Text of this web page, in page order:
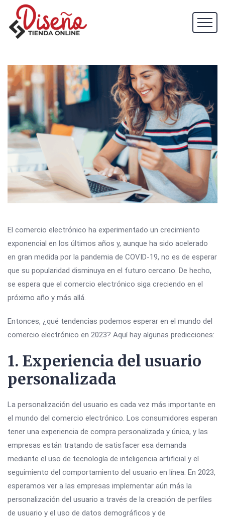
El comercio electrónico ha experimentado un crecimiento
exponencial en los últimos años y, aunque ha sido acelerado
en gran medida por la pandemia de COVID-19, no es de esperar
que su popularidad disminuya en el futuro cercano. De hecho,
se espera que el comercio electrónico siga creciendo en el
próximo año y más allá.
Entonces, ¿qué tendencias podemos esperar en el mundo del
comercio electrónico en 2023? Aquí hay algunas predicciones:
1. Experiencia del usuario
personalizada
La personalización del usuario es cada vez más importante en
el mundo del comercio electrónico. Los consumidores esperan
tener una experiencia de compra personalizada y única, y las
empresas están tratando de satisfacer esa demanda
mediante el uso de tecnología de inteligencia artificial y el
seguimiento del comportamiento del usuario en línea. En 2023,
esperamos ver a las empresas implementar aún más la
personalización del usuario a través de la creación de perfiles
de usuario y el uso de datos demográficos y de